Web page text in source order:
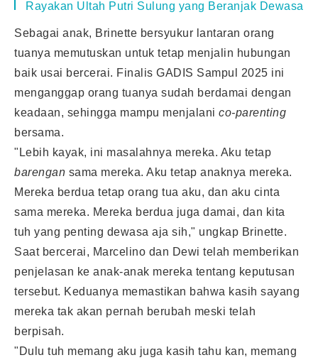
Rayakan Ultah Putri Sulung yang Beranjak Dewasa
Sebagai anak, Brinette bersyukur lantaran orang
tuanya memutuskan untuk tetap menjalin hubungan
baik usai bercerai. Finalis GADIS Sampul 2025 ini
menganggap orang tuanya sudah berdamai dengan
keadaan, sehingga mampu menjalani co-parenting
bersama.
"Lebih kayak, ini masalahnya mereka. Aku tetap
barengan sama mereka. Aku tetap anaknya mereka.
Mereka berdua tetap orang tua aku, dan aku cinta
sama mereka. Mereka berdua juga damai, dan kita
tuh yang penting dewasa aja sih," ungkap Brinette.
Saat bercerai, Marcelino dan Dewi telah memberikan
penjelasan ke anak-anak mereka tentang keputusan
tersebut. Keduanya memastikan bahwa kasih sayang
mereka tak akan pernah berubah meski telah
berpisah.
"Dulu tuh memang aku juga kasih tahu kan, memang